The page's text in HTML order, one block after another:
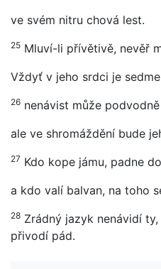
ve svém nitru chová lest.
25 Mluví-li přívětivě, nevěř
Vždyť v jeho srdci je
26 nenávist může
ale ve shromáždění bude
27 Kdo kope jámu, padne
a kdo valí balvan, na toho
28 Zrádný jazyk nenávidí
přivodí pád.